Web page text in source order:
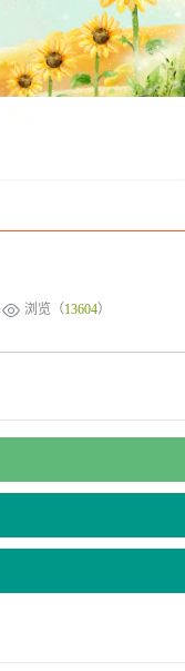
浏览（13604）